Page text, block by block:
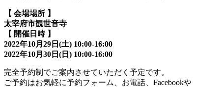
【 会場場所 】
太宰府市観世音寺
【 開催日時 】
2022年10月29日(土) 10:00-16:00
2022年10月30日(日) 10:00-16:00
完全予約制でご案内させていただく予定です。
ご予約はお気軽に予約フォーム、お電話、Facebookや